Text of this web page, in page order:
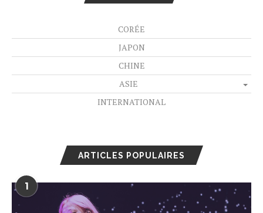
CORÉE
JAPON
CHINE
ASIE
INTERNATIONAL
ARTICLES POPULAIRES
1